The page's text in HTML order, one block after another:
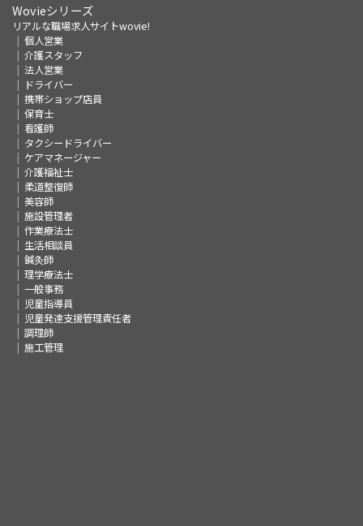
Wovieシリーズ
リアルな職場求人サイトwovie!
個人営業
介護スタッフ
法人営業
ドライバー
携帯ショップ店員
保育士
看護師
タクシードライバー
ケアマネージャー
介護福祉士
柔道整復師
美容師
施設管理者
作業療法士
生活相談員
鍼灸師
理学療法士
一般事務
児童指導員
児童発達支援管理責任者
調理師
施工管理